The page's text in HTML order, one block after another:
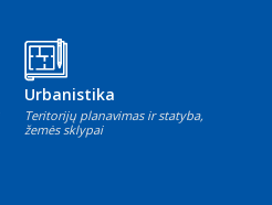
Urbanistika
Teritorijų planavimas ir statyba,
žemės sklypai